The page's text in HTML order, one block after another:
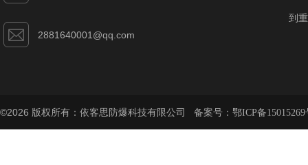
2881640001@qq.com
到
©2026 版权所有：依客思防爆科技有限公司 备案号： 鄂ICP备15015269